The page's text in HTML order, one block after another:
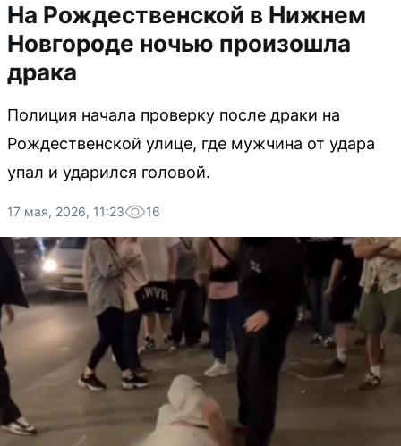
На Рождественской в Нижнем
Новгороде ночью произошла
драка
Полиция начала проверку после драки на
Рождественской улице, где мужчина от удара
упал и ударился головой.
17 мая, 2026, 11:23 16